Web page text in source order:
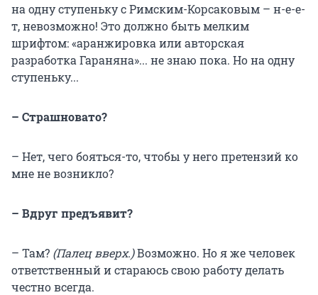
на одну ступеньку с Римским-Корсаковым – н-е-е-
т, невозможно! Это должно быть мелким
шрифтом: «аранжировка или авторская
разработка Гараняна»... не знаю пока. Но на одну
ступеньку...
– Страшновато?
– Нет, чего бояться-то, чтобы у него претензий ко
мне не возникло?
– Вдруг предъявит?
– Там? (Палец вверх.)Возможно. Но я же человек
ответственный и стараюсь свою работу делать
честно всегда.